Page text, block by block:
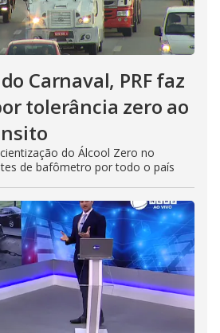
Carnaval, PRF faz
tolerância zero ao
do Álcool Zero no
de bafômetro por todo o país